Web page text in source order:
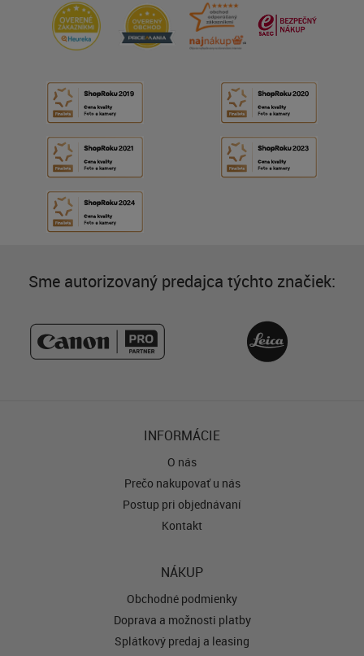
Sme autorizovaný predajca týchto značiek:
INFORMÁCIE
O nás
Prečo nakupovať u nás
Postup pri objednávaní
Kontakt
NÁKUP
Obchodné podmienky
Doprava a možnosti platby
Splátkový predaj a leasing